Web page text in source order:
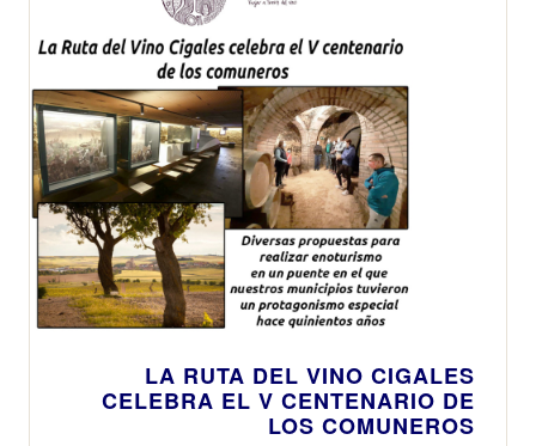
compromiso
con la sociedad
y medio
ambiente
LA RUTA DEL VINO CIGALES
CELEBRA EL V CENTENARIO DE
LOS COMUNEROS